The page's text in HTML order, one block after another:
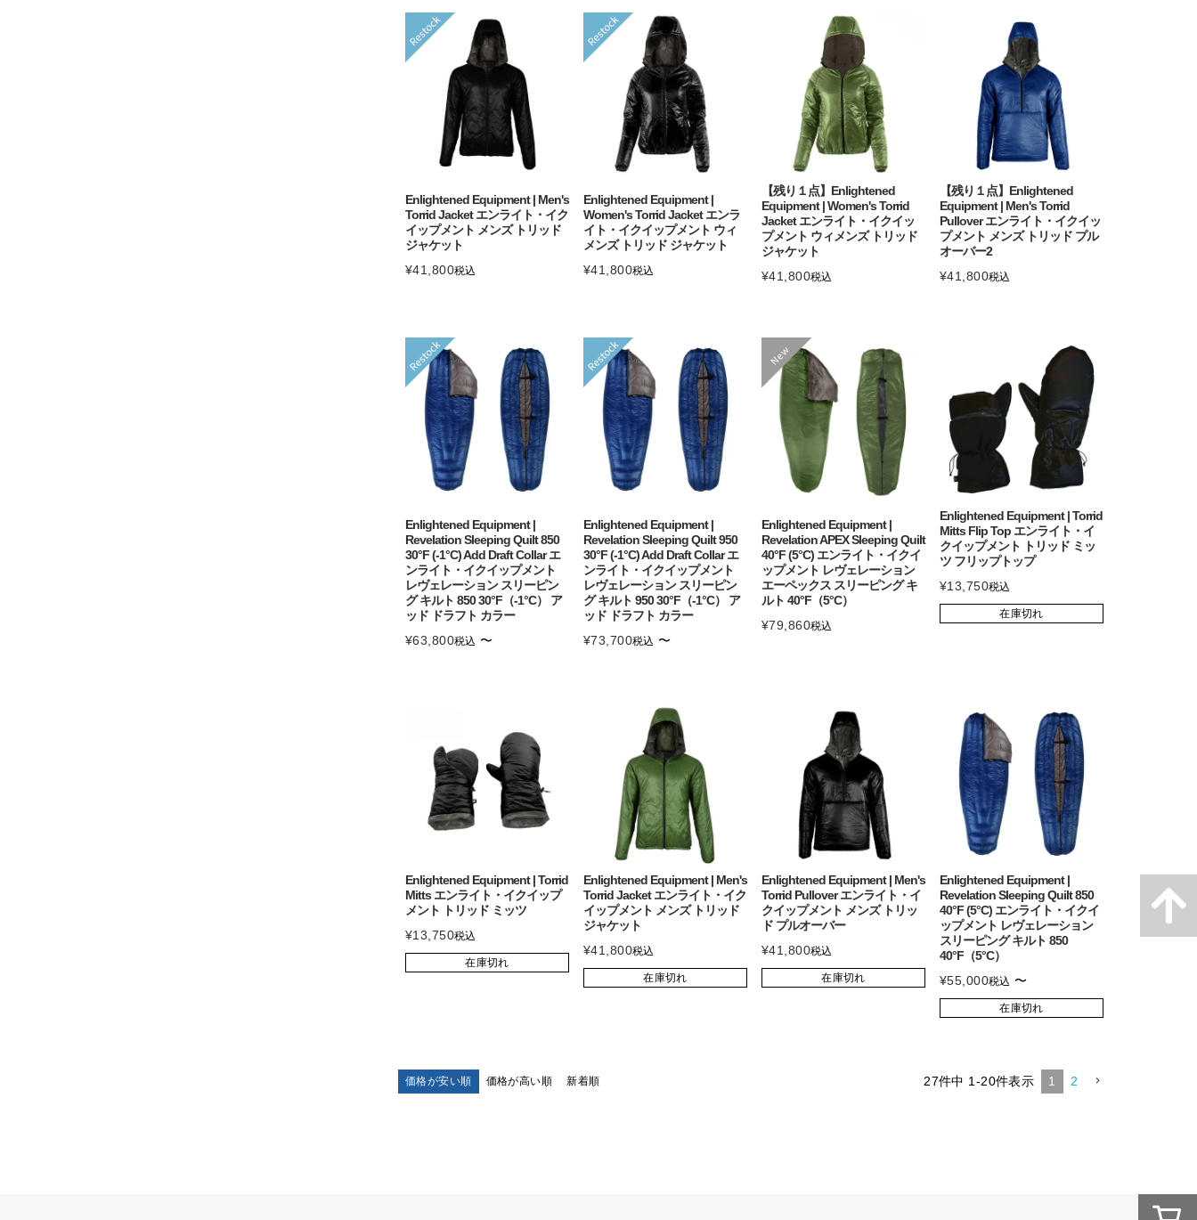
Enlightened Equipment | Men's
Torrid Jacket エンライト・イク
イップメント メンズ トリッド
ジャケット
¥41,800税込
Enlightened Equipment |
Women's Torrid Jacket エンラ
イト・イクイップメント ウィ
メンズ トリッド ジャケット
¥41,800税込
【残り１点】Enlightened
Equipment | Women's Torrid
Jacket エンライト・イクイッ
プメント ウィメンズ トリッド
ジャケット
¥41,800税込
【残り１点】Enlightened
Equipment | Men's Torrid
Pullover エンライト・イクイッ
プメント メンズ トリッド プル
オーバー2
¥41,800税込
Enlightened Equipment |
Revelation Sleeping Quilt 850
30°F (-1°C) Add Draft Collar エ
ンライト・イクイップメント
レヴェレーション スリーピン
グ キルト 850 30°F（-1°C） ア
ッド ドラフト カラー
¥63,800税込 〜
Enlightened Equipment |
Revelation Sleeping Quilt 950
30°F (-1°C) Add Draft Collar エ
ンライト・イクイップメント
レヴェレーション スリーピン
グ キルト 950 30°F（-1°C） ア
ッド ドラフト カラー
¥73,700税込 〜
Enlightened Equipment |
Revelation APEX Sleeping Quilt
40°F (5°C) エンライト・イクイ
ップメント レヴェレーション
エーペックス スリーピング キ
ルト 40°F（5°C）
¥79,860税込
Enlightened Equipment | Torrid
Mitts Flip Top エンライト・イ
クイップメント トリッド ミッ
ツ フリップトップ
¥13,750税込
在庫切れ
Enlightened Equipment | Torrid
Mitts エンライト・イクイップ
メント トリッド ミッツ
¥13,750税込
在庫切れ
Enlightened Equipment | Men's
Torrid Jacket エンライト・イク
イップメント メンズ トリッド
ジャケット
¥41,800税込
在庫切れ
Enlightened Equipment | Men's
Torrid Pullover エンライト・イ
クイップメント メンズ トリッ
ド プルオーバー
¥41,800税込
在庫切れ
Enlightened Equipment |
Revelation Sleeping Quilt 850
40°F (5°C) エンライト・イクイ
ップメント レヴェレーション
スリーピング キルト 850
40°F（5°C）
¥55,000税込 〜
在庫切れ
価格が安い順 価格が高い順 新着順 27件中 1 -20件表示 1 2